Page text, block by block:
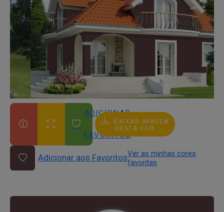
ADICIONAR
AOS
FAVORITOS
BAIXAR IMAGEM
DESTA COR
Adicionar aos FavoritosVer as minhas cores
favoritas